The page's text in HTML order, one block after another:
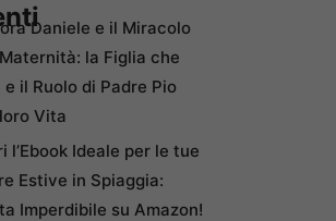
Daniele e il Miracolo
la Figlia che
e il Ruolo di Padre Pio
Vita
l’Ebook Ideale per le tue
Estive in Spiaggia:
Imperdibile su Amazon!